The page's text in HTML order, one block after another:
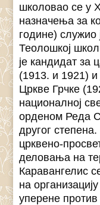
школовао се у
назначења за
године) служио
Теолошкој
је кандидат за
(1913. и 1921) и
Цркве Грчке
националној
орденом Реда
другог
црквено-
деловања на
Каравангелис
на
уперене